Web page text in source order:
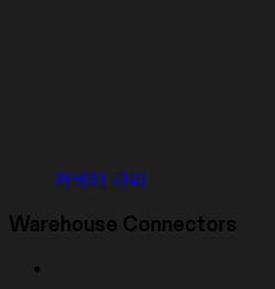
커넥터 관리
Warehouse Connectors